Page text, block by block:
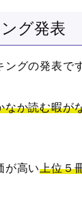
グ発表
グの発表で
なか読む暇が
が高い上位５